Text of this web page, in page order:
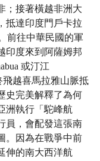
；接著橫越非洲大
抵達印度門戶卡拉
前往中華民國的軍
印度來到阿薩姆邦
或汀江
飛越喜馬拉雅山脈抵
史完美解釋了為何
洲執行「駝峰航
員，會配發這張南
。因為在戰爭中前
伸的南大西洋航